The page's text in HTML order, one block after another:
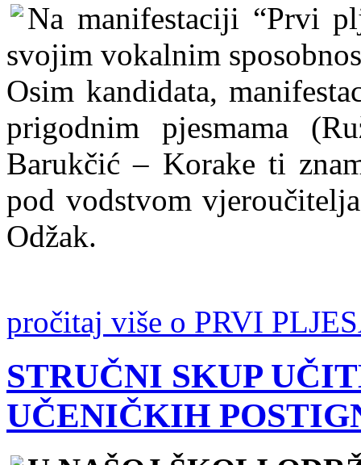
Na manifestaciji “Prvi
svojim vokalnim
Osim kandidata,
prigodnim pjesmama
Barukčić – Korake ti
pod vodstvom
Odžak.
pročitaj više o PRVI
STRUČNI SKUP
UČENIČKIH